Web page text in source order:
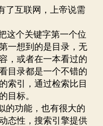
是
搜
互联网，上帝说需
这个关键字第一个位
一想到的是目录，无
，或者在一本看过的
目录都是一个不错的
索引，通过检索比目
目标。
功能，也有很大的
态性，搜索引擎提供